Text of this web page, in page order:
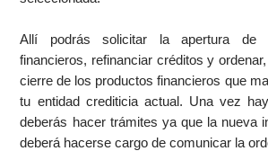
Allí podrás solicitar la apertura de
financieros, refinanciar créditos y
cierre de los productos financieros que
tu entidad crediticia actual. Una vez
deberás hacer trámites ya que la nueva
deberá hacerse cargo de comunicar la